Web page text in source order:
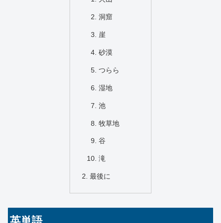
洞窟
崖
砂漠
つらら
湿地
池
牧草地
谷
滝
最後に